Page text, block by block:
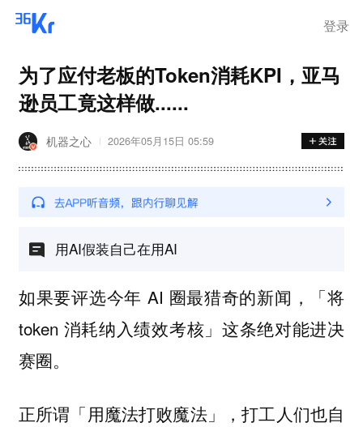
登录
为了应付老板的Token消耗KPI，亚马
逊员工竟这样做......
机器之心 2026年05月15日 05:59
用AI假装自己在用AI
如果要评选今年 AI 圈最猎奇的新闻，「将
token 消耗纳入绩效考核」这条绝对能进决
赛圈。
正所谓「用魔法打败魔法」，打工人们也自